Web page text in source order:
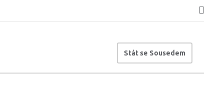
Stát se Sousedem